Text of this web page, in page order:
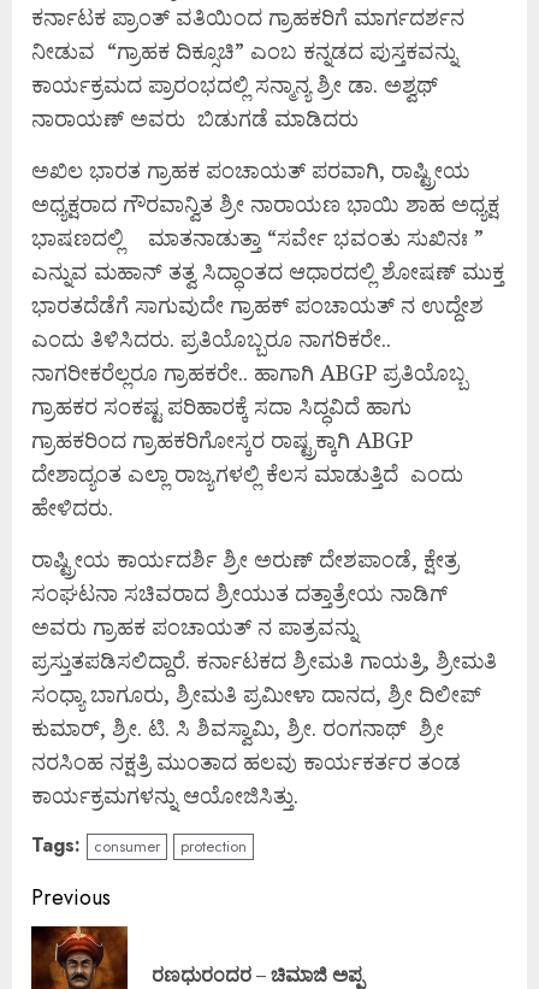
ಕರ್ನಾಟಕ ಪ್ರಾಂತ್ ವತಿಯಿಂದ ಗ್ರಾಹಕರಿಗೆ ಮಾರ್ಗದರ್ಶನ
ನೀಡುವ “ಗ್ರಾಹಕ ದಿಕ್ಸೂಚಿ” ಎಂಬ ಕನ್ನಡದ ಪುಸ್ತಕವನ್ನು
ಕಾರ್ಯಕ್ರಮದ ಪ್ರಾರಂಭದಲ್ಲಿ ಸನ್ಮಾನ್ಯ ಶ್ರೀ ಡಾ. ಅಶ್ವಥ್
ನಾರಾಯಣ್ ಅವರು ಬಿಡುಗಡೆ ಮಾಡಿದರು
ಅಖಿಲ ಭಾರತ ಗ್ರಾಹಕ ಪಂಚಾಯತ್ ಪರವಾಗಿ, ರಾಷ್ಟ್ರೀಯ
ಅಧ್ಯಕ್ಷರಾದ ಗೌರವಾನ್ವಿತ ಶ್ರೀ ನಾರಾಯಣ ಭಾಯಿ ಶಾಹ ಅಧ್ಯಕ್ಷ
ಭಾಷಣದಲ್ಲಿ ಮಾತನಾಡುತ್ತಾ “ಸರ್ವೇ ಭವಂತು ಸುಖಿನಃ ”
ಎನ್ನುವ ಮಹಾನ್ ತತ್ವ ಸಿದ್ಧಾಂತದ ಆಧಾರದಲ್ಲಿ ಶೋಷಣ್ ಮುಕ್ತ
ಭಾರತದೆಡೆಗೆ ಸಾಗುವುದೇ ಗ್ರಾಹಕ್ ಪಂಚಾಯತ್ ನ ಉದ್ದೇಶ
ಎಂದು ತಿಳಿಸಿದರು. ಪ್ರತಿಯೊಬ್ಬರೂ ನಾಗರಿಕರೇ..
ನಾಗರೀಕರೆಲ್ಲರೂ ಗ್ರಾಹಕರೇ.. ಹಾಗಾಗಿ ABGP ಪ್ರತಿಯೊಬ್ಬ
ಗ್ರಾಹಕರ ಸಂಕಷ್ಟ ಪರಿಹಾರಕ್ಕೆ ಸದಾ ಸಿದ್ಧವಿದೆ ಹಾಗು
ಗ್ರಾಹಕರಿಂದ ಗ್ರಾಹಕರಿಗೋಸ್ಕರ ರಾಷ್ಟ್ರಕ್ಕಾಗಿ ABGP
ದೇಶಾದ್ಯಂತ ಎಲ್ಲಾ ರಾಜ್ಯಗಳಲ್ಲಿ ಕೆಲಸ ಮಾಡುತ್ತಿದೆ ಎಂದು
ಹೇಳಿದರು.
ರಾಷ್ಟ್ರೀಯ ಕಾರ್ಯದರ್ಶಿ ಶ್ರೀ ಅರುಣ್ ದೇಶಪಾಂಡೆ, ಕ್ಷೇತ್ರ
ಸಂಘಟನಾ ಸಚಿವರಾದ ಶ್ರೀಯುತ ದತ್ತಾತ್ರೇಯ ನಾಡಿಗ್
ಅವರು ಗ್ರಾಹಕ ಪಂಚಾಯತ್ ನ ಪಾತ್ರವನ್ನು
ಪ್ರಸ್ತುತಪಡಿಸಲಿದ್ದಾರೆ. ಕರ್ನಾಟಕದ ಶ್ರೀಮತಿ ಗಾಯತ್ರಿ, ಶ್ರೀಮತಿ
ಸಂಧ್ಯಾ ಬಾಗೂರು, ಶ್ರೀಮತಿ ಪ್ರಮೀಳಾ ದಾನದ, ಶ್ರೀ ದಿಲೀಪ್
ಕುಮಾರ್, ಶ್ರೀ. ಟಿ. ಸಿ ಶಿವಸ್ವಾಮಿ, ಶ್ರೀ. ರಂಗನಾಥ್ ಶ್ರೀ
ನರಸಿಂಹ ನಕ್ಷತ್ರಿ ಮುಂತಾದ ಹಲವು ಕಾರ್ಯಕರ್ತರ ತಂಡ
ಕಾರ್ಯಕ್ರಮಗಳನ್ನು ಆಯೋಜಿಸಿತ್ತು.
Tags: consumer protection
Continue
Reading
Previous
ರಣಧುರಂದರ – ಚಿಮಾಜಿ ಅಪ್ಪ